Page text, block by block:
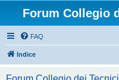
Forum Collegio
FAQ
Indice